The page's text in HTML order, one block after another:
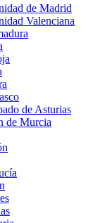
de Madrid
Valenciana
de Asturias
de Murcia